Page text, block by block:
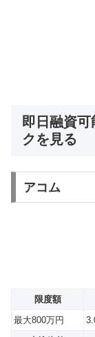
即日融資
クを見る
アコム
限度額
最大800万円